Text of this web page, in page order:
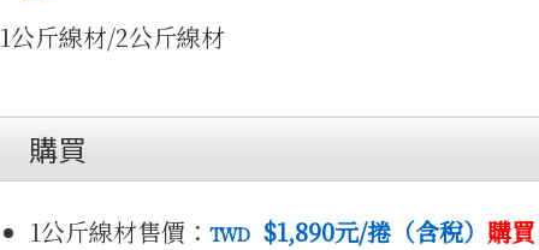
3D免費
1公斤線材/2公斤線材
購買
1公斤線材售價： TWD $1,890元/捲（含稅） 購買